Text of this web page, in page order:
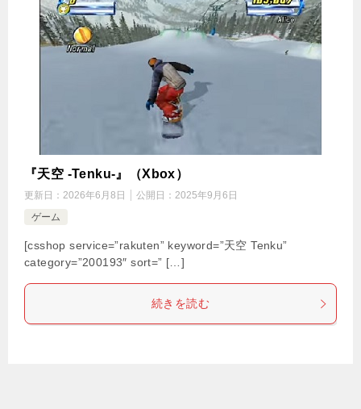
『天空 -Tenku-』（Xbox）
更新日： 2026年6月8日 公開日： 2025年9月6日
ゲーム
[csshop service=”rakuten” keyword=”天空 Tenku”
category=”200193″ sort=” […]
続きを読む